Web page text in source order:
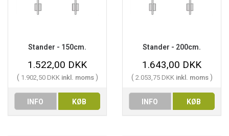
Stander - 150cm.
1.522,00 DKK
( 1.902,50 DKK inkl. moms )
INFO KØB
Stander - 200cm.
1.643,00 DKK
( 2.053,75 DKK inkl. moms )
INFO KØB